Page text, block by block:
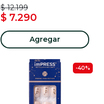
$ 12.199
$ 7.290
Agregar
-40%